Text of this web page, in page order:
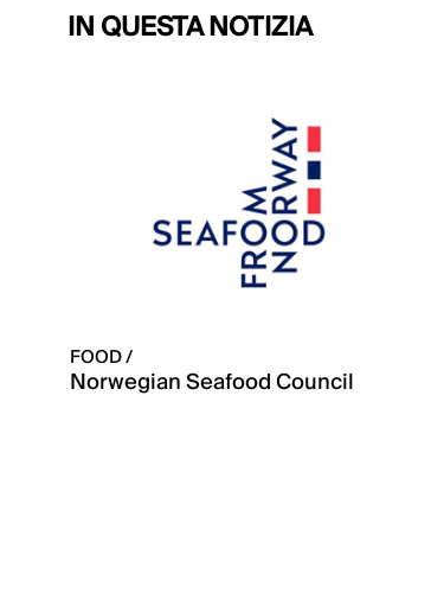
IN QUESTA NOTIZIA
FOOD /
Norwegian Seafood Council